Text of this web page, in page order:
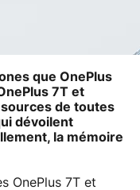
que OnePlus
7T et
de toutes
dévoilent
la mémoire
OnePlus 7T et